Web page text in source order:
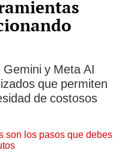
y Meta AI
que permiten
de costosos
son los pasos que debes